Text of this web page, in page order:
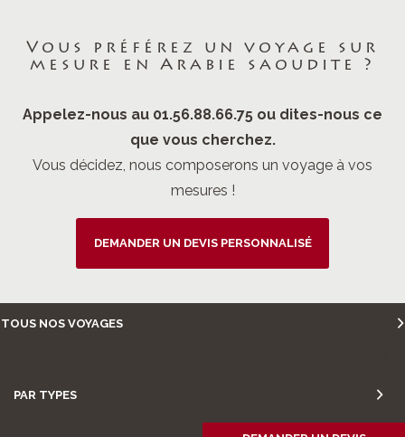
Vous préférez un voyage sur
mesure en Arabie saoudite ?
Appelez-nous au 01.56.88.66.75 ou dites-nous ce
que vous cherchez.
Vous décidez, nous composerons un voyage à vos
mesures !
DEMANDER UN DEVIS PERSONNALISÉ
TOUS NOS VOYAGES
PAR TYPES